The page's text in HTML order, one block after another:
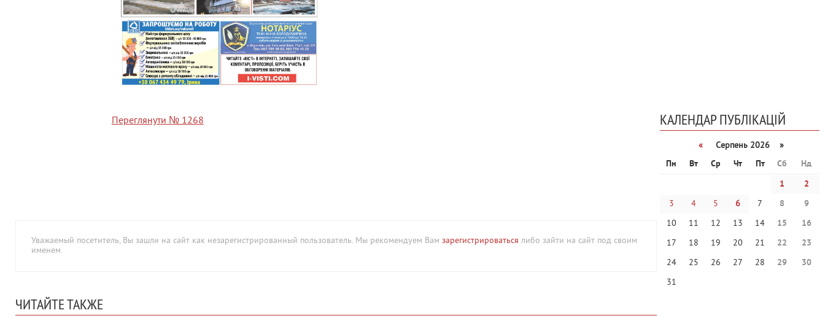
Переглянути № 1268
Уважаемый посетитель, Вы зашли на сайт как незарегистрированный пользователь. Мы рекомендуем Вам зарегистрироваться либо зайти на сайт под своим
именем.
ЧИТАЙТЕ ТАКЖЕ
КАЛЕНДАР ПУБЛІКАЦІЙ
«
Серпень 2026 »
Пн
Вт Ср Чт Пт Сб
Нд
1
2
3
4 5 6 7 8
9
10
11 12 13 14 15
16
17
18 19 20 21 22
23
24
25 26 27 28 29
30
31